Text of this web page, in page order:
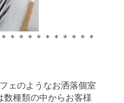
＊＊＊＊＊＊＊＊＊＊
ェのようなお洒落個室
数種類の中からお客様